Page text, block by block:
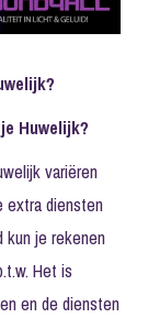
Huwelijk?
variëren
extra diensten
kun je rekenen
Het is
en de diensten